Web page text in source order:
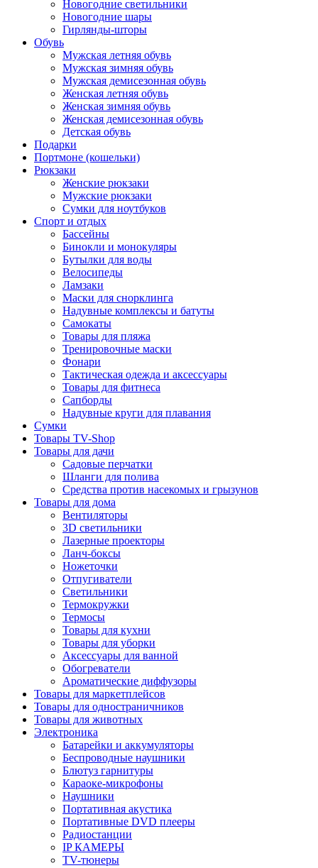
Новогодние светильники
Новогодние шары
Гирлянды-шторы
Обувь
Мужская летняя обувь
Мужская зимняя обувь
Мужская демисезонная обувь
Женская летняя обувь
Женская зимняя обувь
Женская демисезонная обувь
Детская обувь
Подарки
Портмоне (кошельки)
Рюкзаки
Женские рюкзаки
Мужские рюкзаки
Сумки для ноутбуков
Спорт и отдых
Бассейны
Бинокли и монокуляры
Бутылки для воды
Велосипеды
Ламзаки
Маски для снорклинга
Надувные комплексы и батуты
Самокаты
Товары для пляжа
Тренировочные маски
Фонари
Тактическая одежда и аксессуары
Товары для фитнеса
Сапборды
Надувные круги для плавания
Сумки
Товары TV-Shop
Товары для дачи
Садовые перчатки
Шланги для полива
Средства против насекомых и грызунов
Товары для дома
Вентиляторы
3D светильники
Лазерные проекторы
Ланч-боксы
Ножеточки
Отпугиватели
Светильники
Термокружки
Термосы
Товары для кухни
Товары для уборки
Аксессуары для ванной
Обогреватели
Ароматические диффузоры
Товары для маркетплейсов
Товары для одностраничников
Товары для животных
Электроника
Батарейки и аккумуляторы
Беспроводные наушники
Блютуз гарнитуры
Караоке-микрофоны
Наушники
Портативная акустика
Портативные DVD плееры
Радиостанции
IP КАМЕРЫ
TV-тюнеры